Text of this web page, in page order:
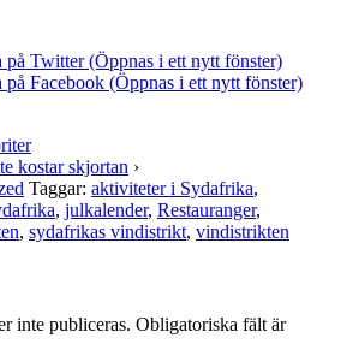
Twitter (Öppnas i ett nytt fönster)
Facebook (Öppnas i ett nytt fönster)
kostar skjortan ›
Taggar: aktiviteter i Sydafrika,
, julkalender, Restauranger,
, sydafrikas vindistrikt, vindistrikten
inte publiceras. Obligatoriska fält är